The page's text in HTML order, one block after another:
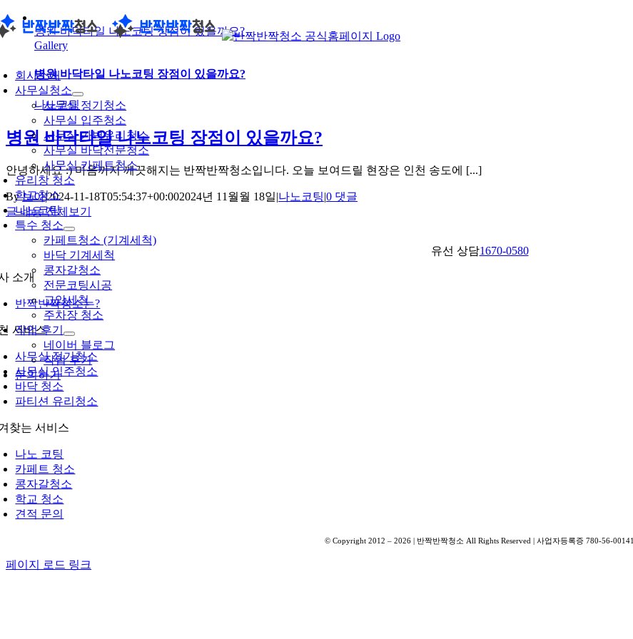
콘
텐
건
너
회사소개
사무실청소
사무실 정기청소
사무실 입주청소
사무실 가벽유리청소
사무실 바닥전문청소
사무실 카페트청소
유리창 청소
학교청소
나노코팅
특수 청소
카페트청소 (기계세척)
바닥 기계세척
콩자갈청소
전문코팅시공
고압세척
주차장 청소
작업 후기
네이버 블로그
작업 후기
문의하기
병원 바닥타일 나노코팅 장점이 있을까요?
Gallery
병원 바닥타일 나노코팅 장점이 있을까요?
나노코팅
병원 바닥타일 나노코팅 장점이 있을까요?
안녕하세요 :) 마음까지 깨끗해지는 반짝반짝청소입니다. 오늘 보여드릴 현장은 인천 송도에 [...]
By보아|2024-11-18T05:54:37+00:002024년 11월월 18일|나노코팅|0 댓글
글 내용 전체보기
유선 상담1670-0580
소개
반짝반짝청소는?
서비스
사무실 정기청소
사무실 입주청소
바닥 청소
파티션 유리청소
찾는 서비스
나노 코팅
카페트 청소
콩자갈청소
학교 청소
견적 문의
© Copyright 2012 – 2026 | 반짝반짝청소 All Rights Reserved | 사업자등록증 780-56-00141
페이지 로드 링크